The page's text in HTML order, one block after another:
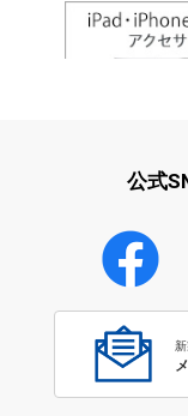
学校教育のICT環境
公式